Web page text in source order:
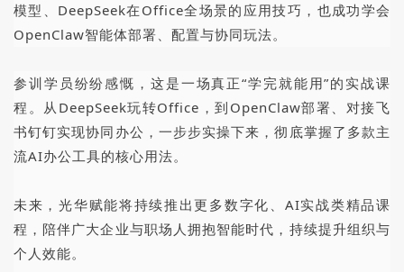
模型、DeepSeek在Office全场景的应用技巧，也成功学会
OpenClaw智能体部署、配置与协同玩法。
参训学员纷纷感慨，这是一场真正“学完就能用”的实战课
程。从DeepSeek玩转Office，到OpenClaw部署、对接飞
书钉钉实现协同办公，一步步实操下来，彻底掌握了多款主
流AI办公工具的核心用法。
未来，光华赋能将持续推出更多数字化、AI实战类精品课
程，陪伴广大企业与职场人拥抱智能时代，持续提升组织与
个人效能。